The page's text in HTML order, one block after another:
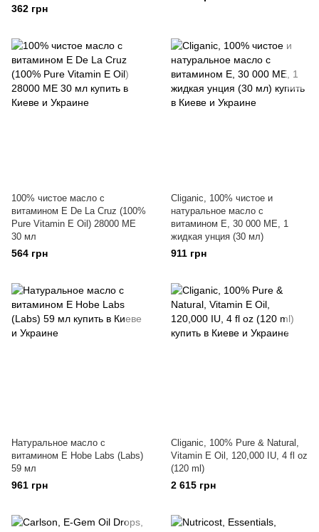
362 грн
100% чистое масло с
витамином Е De La Cruz (100%
Pure Vitamin E Oil) 28000 МЕ
30 мл
564 грн
Cliganic, 100% чистое и
натуральное масло с
витамином Е, 30 000 МЕ, 1
жидкая унция (30 мл)
911 грн
Натуральное масло с
витамином E Hobe Labs (Labs)
59 мл
961 грн
Cliganic, 100% Pure & Natural,
Vitamin E Oil, 120,000 IU, 4 fl oz
(120 ml)
2 615 грн